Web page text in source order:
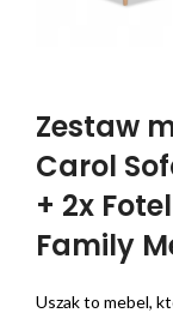
Zestaw
Carol
+ 2x
Family
Uszak to mebel,